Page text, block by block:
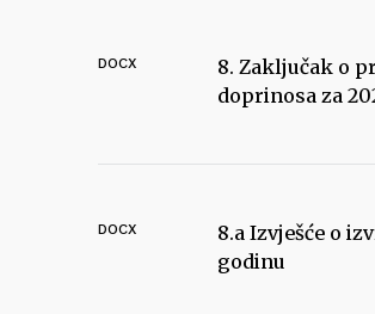
DOCX
8. Zaključak o
doprinosa za
DOCX
8.a Izvješće o
godinu